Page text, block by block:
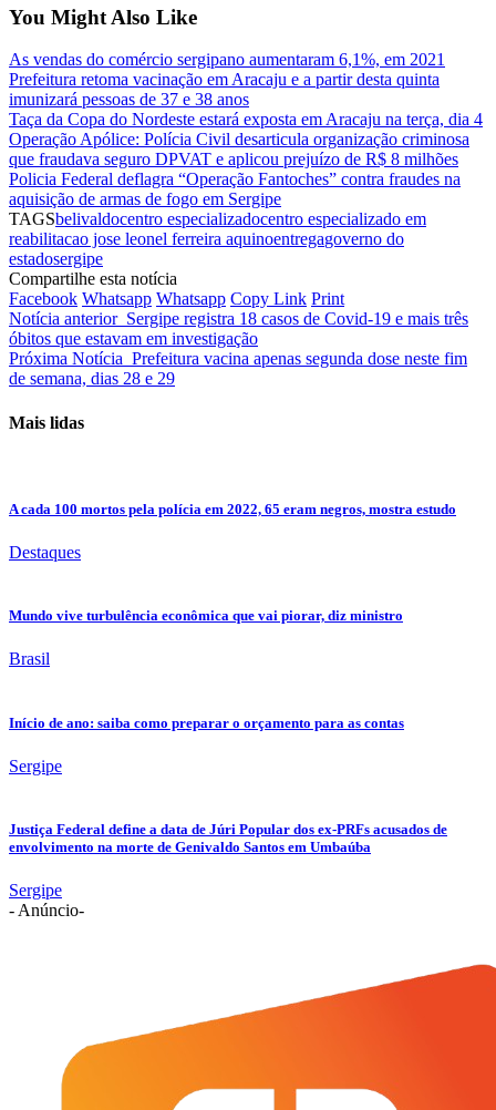
You Might Also Like
As vendas do comércio sergipano aumentaram 6,1%, em 2021
Prefeitura retoma vacinação em Aracaju e a partir desta quinta
imunizará pessoas de 37 e 38 anos
Taça da Copa do Nordeste estará exposta em Aracaju na terça, dia 4
Operação Apólice: Polícia Civil desarticula organização criminosa
que fraudava seguro DPVAT e aplicou prejuízo de R$ 8 milhões
Policia Federal deflagra “Operação Fantoches” contra fraudes na
aquisição de armas de fogo em Sergipe
TAGSbelivaldocentro especializadocentro especializado em
reabilitacao jose leonel ferreira aquinoentregagoverno do
estadosergipe
Compartilhe esta notícia
Facebook Whatsapp Whatsapp Copy Link Print
Notícia anterior Sergipe registra 18 casos de Covid-19 e mais três
óbitos que estavam em investigação
Próxima Notícia Prefeitura vacina apenas segunda dose neste fim
de semana, dias 28 e 29
Mais lidas
A cada 100 mortos pela polícia em 2022, 65 eram negros, mostra estudo
Destaques
Mundo vive turbulência econômica que vai piorar, diz ministro
Brasil
Início de ano: saiba como preparar o orçamento para as contas
Sergipe
Justiça Federal define a data de Júri Popular dos ex-PRFs acusados de
envolvimento na morte de Genivaldo Santos em Umbaúba
Sergipe
- Anúncio-